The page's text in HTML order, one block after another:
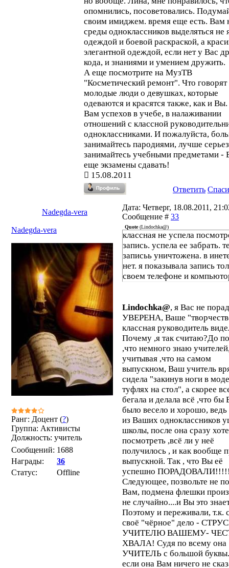
опомнились, посоветовались.
своим имиджем. время еще есть. Вам
среды одноклассников выделяться не
одеждой и боевой раскраской, а
элегантной одеждой, если нет у Вас
кода, и знаниями и умением дружить.
А еще посмотрите на МузТВ
"Косметический ремонт". Что говорят
молодые люди о девушках, которые
одеваются и красятся также, как и Вы.
Вам успехов в учебе, в налаживании
отношений с классной
одноклассниками. И пожалуйста,
занимайтесь пародиями, лучше
занимайтесь учебными предметами -
еще экзамены сдавать!
15.08.2011
Ответить
Nadegda-vera
Дата: Четверг, 18.08.2011,
Сообщение # 33
Nadegda-vera
Ранг: Доцент (?)
Группа: Активисты
Должность: учитель
Сообщений: 1688
Награды:
36
Статус:
Offline
Quote(Lindochka@)
классная не успела
запись. успела ее забрать.
записьь уничтожена. в
нет. я показывала запись
своем телефоне и
Lindochka@, я Вас не
УВЕРЕНА, Ваше
классная руководитель
Почему ,я так считаю?До
,что немного знаю
учитывая ,что на самом
выпускном, Ваш учитель
сидела "закинув ноги в
туфлях на стол", а скорее
бегала и делала всё ,что бы
было весело и хорошо, ведь
из Ваших одноклассников
школы, после она сразу
посмотреть ,всё ли у неё
получилось , и как вообще
выпускной. Так , что Вы её
успешно
Следующее, позвольте не
Вам, подмена флешки
не случайно....и Вы это
Поэтому и переживали, т.к.
своё "чёрное" дело -
УЧИТЕЛЮ ВАШЕМУ-
ХВАЛА! Судя по всему она
УЧИТЕЛЬ с большой
если она Вам ничего не